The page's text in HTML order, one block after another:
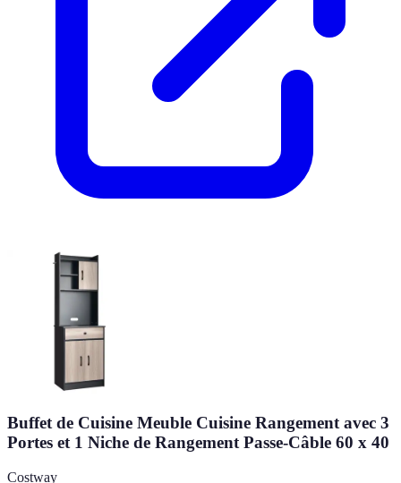
Buffet de Cuisine Meuble Cuisine Rangement avec 3
Portes et 1 Niche de Rangement Passe-Câble 60 x 40
Costway